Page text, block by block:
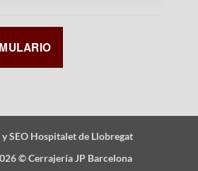
SEO Hospitalet de Llobregat
©Cerrajería JP Barcelona